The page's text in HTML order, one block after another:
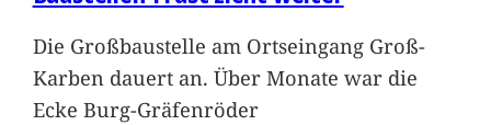
Die Großbaustelle am Ortseingang Groß-
Karben dauert an. Über Monate war die
Ecke Burg-Gräfenröder